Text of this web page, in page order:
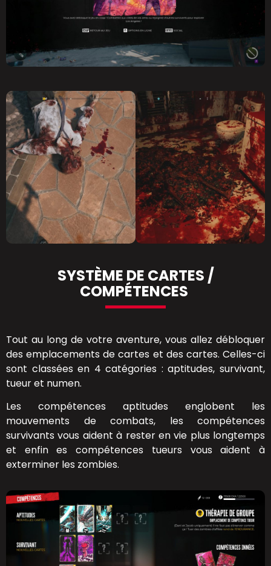
SYSTÈME DE CARTES /
COMPÉTENCES
Tout au long de votre aventure, vous allez débloquer
des emplacements de cartes et des cartes. Celles-ci
sont classées en 4 catégories : aptitudes, survivant,
tueur et numen.
Les compétences aptitudes englobent les
mouvements de combats, les compétences
survivants vous aident à rester en vie plus longtemps
et enfin es compétences tueurs vous aident à
exterminer les zombies.